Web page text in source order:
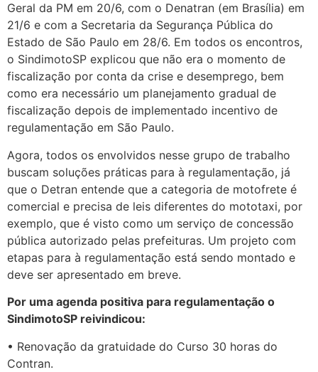
Geral da PM em 20/6, com o Denatran (em Brasília) em
21/6 e com a Secretaria da Segurança Pública do
Estado de São Paulo em 28/6. Em todos os encontros,
o SindimotoSP explicou que não era o momento de
fiscalização por conta da crise e desemprego, bem
como era necessário um planejamento gradual de
fiscalização depois de implementado incentivo de
regulamentação em São Paulo.
Agora, todos os envolvidos nesse grupo de trabalho
buscam soluções práticas para à regulamentação, já
que o Detran entende que a categoria de motofrete é
comercial e precisa de leis diferentes do mototaxi, por
exemplo, que é visto como um serviço de concessão
pública autorizado pelas prefeituras. Um projeto com
etapas para à regulamentação está sendo montado e
deve ser apresentado em breve.
Por uma agenda positiva para regulamentação o
SindimotoSP reivindicou:
• Renovação da gratuidade do Curso 30 horas do
Contran.